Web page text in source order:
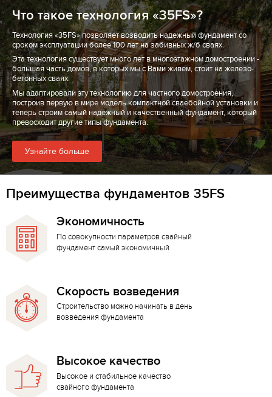
Что такое технология «35FS»?
Технология «35FS» позволяет возводить надежный фундамент со
сроком эксплуатации более 100 лет на забивных ж/б сваях.
Эта технология существует много лет в многоэтажном домостроении -
большая часть домов, в которых мы с Вами живем, стоит на железо-
бетонных сваях.
Мы адаптировали эту технологию для частного домостроения,
построив первую в мире модель компактной сваебойной установки и
теперь строим самый надежный и качественный фундамент, который
превосходит другие типы фундамента.
Узнайте больше
Преимущества фундаментов 35FS
Экономичность
По совокупности параметров свайный
фундамент самый экономичный
Скорость возведения
Строительство можно начинать в день
возведения фундамента
Высокое качество
Высокое и стабильное качество
свайного фундамента